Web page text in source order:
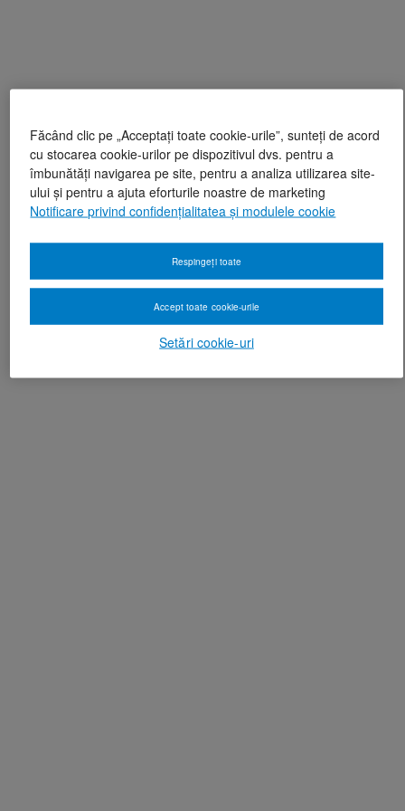
Făcând clic pe „Acceptați toate cookie-urile”, sunteți de acord
cu stocarea cookie-urilor pe dispozitivul dvs. pentru a
îmbunătăți navigarea pe site, pentru a analiza utilizarea site-
ului și pentru a ajuta eforturile noastre de marketing
Notificare privind confidențialitatea și modulele cookie
Setări cookie-uri
Respingeți toate
Accept toate cookie-urile